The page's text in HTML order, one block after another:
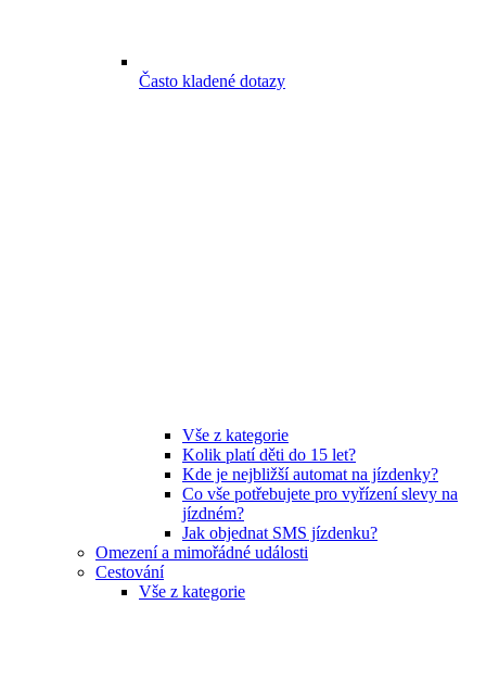
Často kladené dotazy
Vše z kategorie
Kolik platí děti do 15 let?
Kde je nejbližší automat na jízdenky?
Co vše potřebujete pro vyřízení slevy na
jízdném?
Jak objednat SMS jízdenku?
Omezení a mimořádné události
Cestování
Vše z kategorie